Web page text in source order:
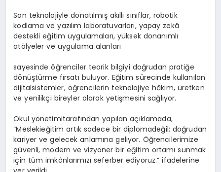
Son teknolojiyle donatılmış akıllı sınıflar, robotik
kodlama ve yazılım laboratuvarları, yapay zekâ
destekli eğitim uygulamaları, yüksek donanımlı
atölyeler ve uygulama alanları
sayesinde öğrenciler teorik bilgiyi doğrudan pratiğe
dönüştürme fırsatı buluyor. Eğitim sürecinde kullanılan
dijitalsistemler, öğrencilerin teknolojiye hâkim, üretken
ve yenilikçi bireyler olarak yetişmesini sağlıyor.
Okul yönetimitarafından yapılan açıklamada,
“Meslekieğitim artık sadece bir diplomadeğil; doğrudan
kariyer ve gelecek anlamına geliyor. Öğrencilerimize
güvenli, modern ve vizyoner bir eğitim ortamı sunmak
için tüm imkânlarımızı seferber ediyoruz.” ifadelerine